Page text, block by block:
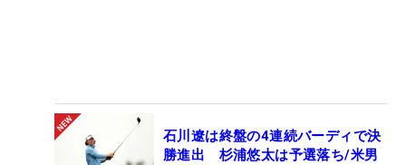
石川遼は終盤の4連続バーディで決
勝進出 杉浦悠太は予選落ち/米男